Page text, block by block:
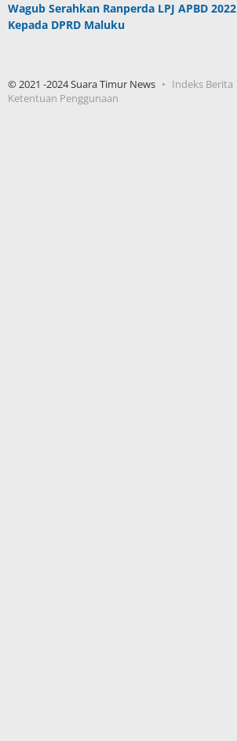
Wagub Serahkan Ranperda LPJ APBD 2022
Kepada DPRD Maluku
© 2021 -2024 Suara Timur News
Indeks Berita
Ketentuan Penggunaan